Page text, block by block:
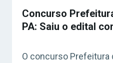
Concurso
PA: Saiu o edital
O concurso Prefeitura